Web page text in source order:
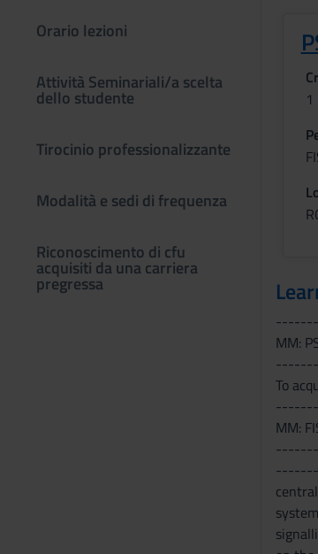
Orario lezioni
Attività Seminariali/a scelta
dello studente
Tirocinio professionalizzante
Modalità e sedi di frequenza
Riconoscimento di cfu
acquisiti da una carriera
pregressa
1
MM:
To
MM: